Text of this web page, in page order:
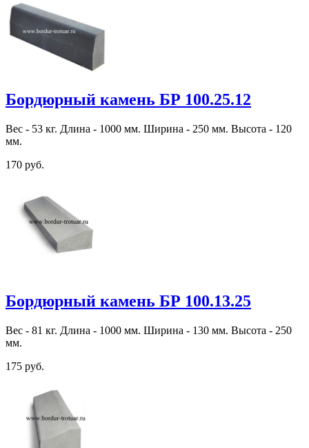
Бордюрный камень БР 100.25.12
Вес - 53 кг. Длина - 1000 мм. Ширина - 250 мм. Высота - 120
мм.
170 руб.
Бордюрный камень БР 100.13.25
Вес - 81 кг. Длина - 1000 мм. Ширина - 130 мм. Высота - 250
мм.
175 руб.